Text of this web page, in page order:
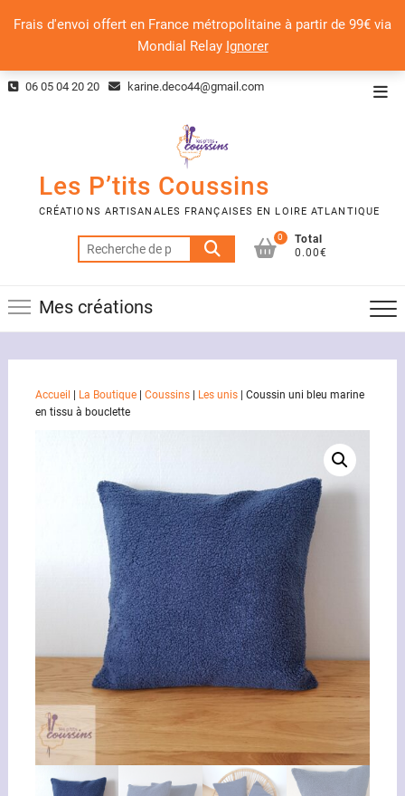
Frais d'envoi offert en France métropolitaine à partir de 99€ via
Mondial Relay Ignorer
Skip 06 05 04 20 20 karine.deco44@gmail.com
Les P’tits Coussins
CRÉATIONS ARTISANALES FRANÇAISES EN LOIRE ATLANTIQUE
Recherche
pour :
0
Total
0.00€
Mes créations
Accueil La Boutique| Coussins| Les unis| Coussin uni bleu marine
en tissu à bouclette